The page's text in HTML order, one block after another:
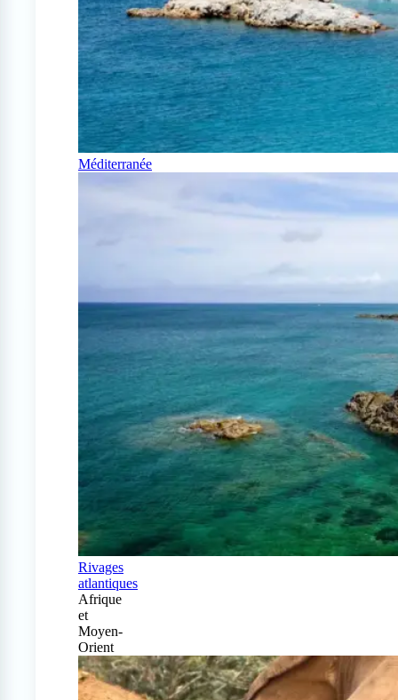
Méditerranée
Rivages
atlantiques
Afrique
et
Moyen-
Orient